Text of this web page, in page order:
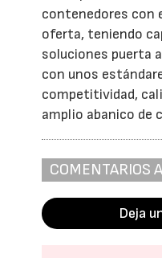
contenedores con
oferta, teniendo
soluciones puerta
con unos
competitividad,
amplio abanico de
COMENTARIOS
Deja